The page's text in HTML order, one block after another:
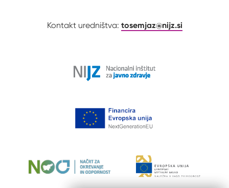
Kontakt uredništva: tosemjaz@nijz.si